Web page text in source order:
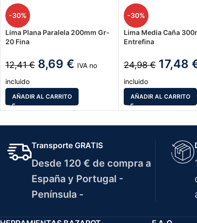
-30%
Lima Plana Paralela 200mm Gr-
20 Fina
12,41€ 8,69 € IVA no
incluido
AÑADIR AL CARRITO
-30%
Lima Media Caña
Entrefina
24,98€ 17,48
incluido
AÑADIR AL CARRITO
Transporte GRATIS
Desde 120 € de compra a
España y Portugal -
Península -